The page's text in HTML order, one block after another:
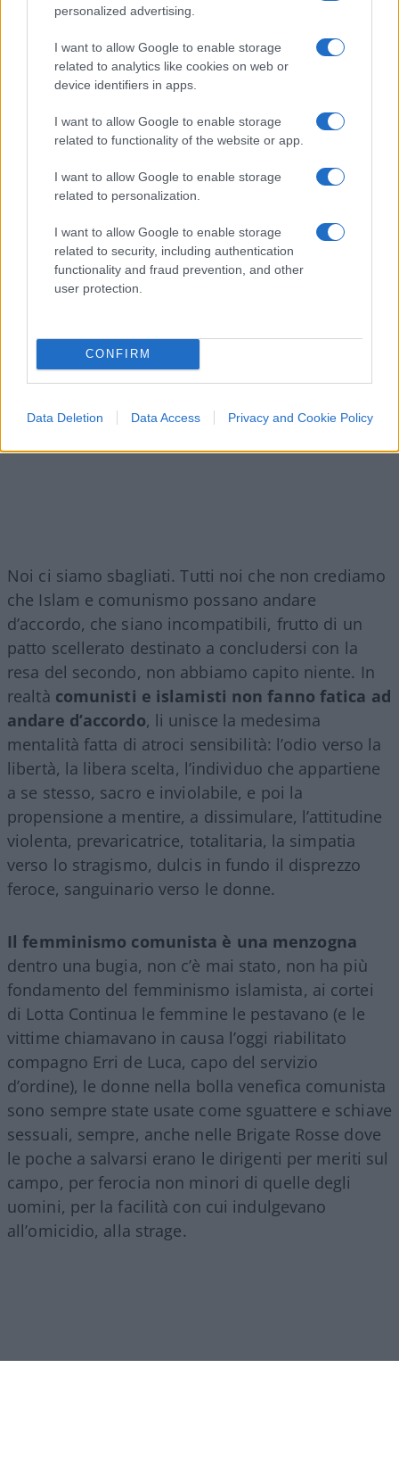
personalized advertising.
I want to allow Google to enable storage
related to analytics like cookies on web or
device identifiers in apps.
I want to allow Google to enable storage
related to functionality of the website or app.
I want to allow Google to enable storage
related to personalization.
I want to allow Google to enable storage
related to security, including authentication
functionality and fraud prevention, and other
user protection.
CONFIRM
Data Deletion Data Access Privacy and Cookie Policy
Max Del Papa
9 Agosto 2026, 14:03
1.3k
Noi ci siamo sbagliati. Tutti noi che non crediamo
che Islam e comunismo possano andare
d’accordo, che siano incompatibili, frutto di un
patto scellerato destinato a concludersi con la
resa del secondo, non abbiamo capito niente. In
realtà comunisti e islamisti non fanno fatica ad
andare d’accordo, li unisce la medesima
mentalità fatta di atroci sensibilità: l’odio verso la
libertà, la libera scelta, l’individuo che appartiene
a se stesso, sacro e inviolabile, e poi la
propensione a mentire, a dissimulare, l’attitudine
violenta, prevaricatrice, totalitaria, la simpatia
verso lo stragismo, dulcis in fundo il disprezzo
feroce, sanguinario verso le donne.
Il femminismo comunista è una menzogna
dentro una bugia, non c’è mai stato, non ha più
fondamento del femminismo islamista, ai cortei
di Lotta Continua le femmine le pestavano (e le
vittime chiamavano in causa l’oggi riabilitato
compagno Erri de Luca, capo del servizio
d’ordine), le donne nella bolla venefica comunista
sono sempre state usate come sguattere e schiave
sessuali, sempre, anche nelle Brigate Rosse dove
le poche a salvarsi erano le dirigenti per meriti sul
campo, per ferocia non minori di quelle degli
uomini, per la facilità con cui indulgevano
all’omicidio, alla strage.